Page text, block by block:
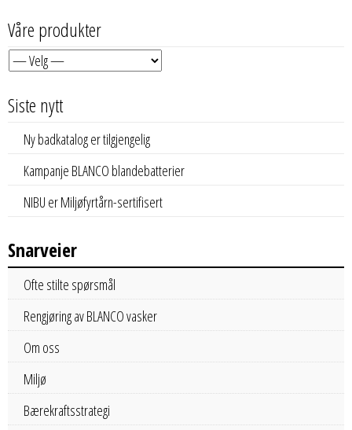
Våre produkter
Siste nytt
Ny badkatalog er tilgjengelig
Kampanje BLANCO blandebatterier
NIBU er Miljøfyrtårn-sertifisert
Snarveier
Ofte stilte spørsmål
Rengjøring av BLANCO vasker
Om oss
Miljø
Bærekraftsstrategi